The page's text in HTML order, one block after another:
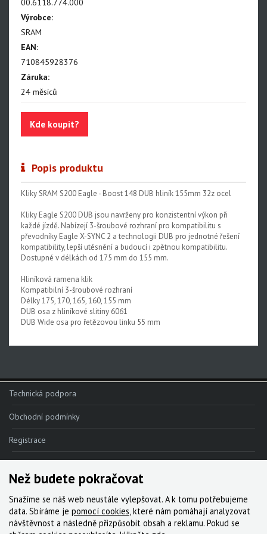
NX Eagle
SX Eagle
X01DH
GX
GX DH
NX
Red XPLR AXS E1
Red AXS E1
Force AXS E1
Rival AXS E1
Force XPLR AXS E1
Rival XPLR AXS E1
Force eTap AXS Iridescent
Force eTap AXS
Rival eTap AXS
XPLR AXS
Force22/Force
Rival 1
Rival22/Rival
00.6118.774.000
Výrobce:
SRAM
EAN:
710845928376
Záruka:
24 měsíců
Kde koupit?
Popis produktu
Kliky SRAM S200 Eagle - Boost 148 DUB hliník 155mm 32z ocel
Kliky Eagle S200 DUB jsou navrženy pro konzistentní výkon při
každé jízdě. Nabízejí 3-šroubové rozhraní pro kompatibilitu s
převodníky Eagle X-SYNC 2 a technologii DUB pro jednotné řešení
kompatibility, lepší utěsnění a budoucí i zpětnou kompatibilitu.
Dostupné v délkách od 175 mm do 155 mm.
Hliníková ramena klik
Kompatibilní 3-šroubové rozhraní
Délky 175, 170, 165, 160, 155 mm
DUB osa z hliníkové slitiny 6061
DUB Wide osa pro řetězovou linku 55 mm
Technická podpora
Obchodní podmínky
Registrace
Reklamace
Kde nakoupit
Kontakt
Než budete pokračovat
Snažíme se náš web neustále vylepšovat. A k tomu potřebujeme
data. Sbíráme je pomocí cookies, které nám pomáhají analyzovat
návštěvnost a následně přizpůsobit obsah a reklamu. Pokud se